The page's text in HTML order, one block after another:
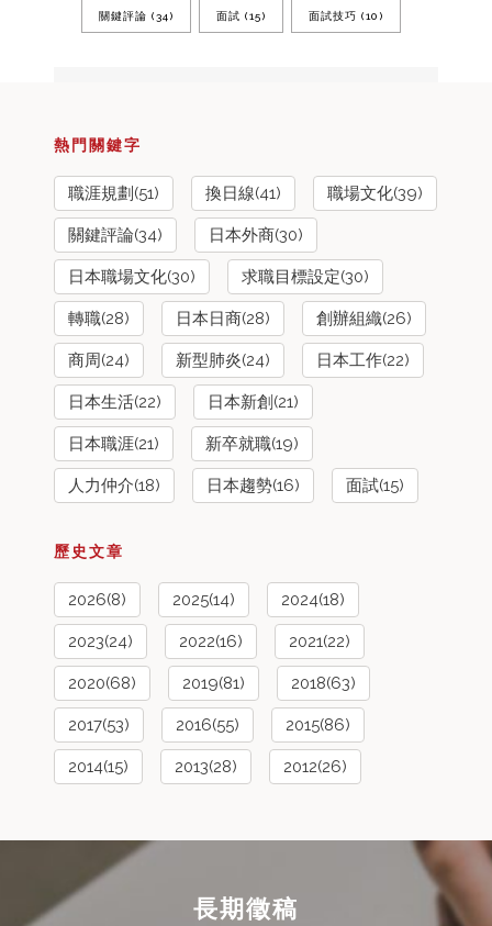
關鍵評論 (34) 面試 (15) 面試技巧 (10)
熱門關鍵字
職涯規劃(51) 換日線(41) 職場文化(39)
關鍵評論(34) 日本外商(30)
日本職場文化(30) 求職目標設定(30)
轉職(28) 日本日商(28) 創辦組織(26)
商周(24) 新型肺炎(24) 日本工作(22)
日本生活(22) 日本新創(21)
日本職涯(21) 新卒就職(19)
人力仲介(18) 日本趨勢(16) 面試(15)
歷史文章
2026(8) 2025(14) 2024(18)
2023(24) 2022(16) 2021(22)
2020(68) 2019(81) 2018(63)
2017(53) 2016(55) 2015(86)
2014(15) 2013(28) 2012(26)
長期徵稿